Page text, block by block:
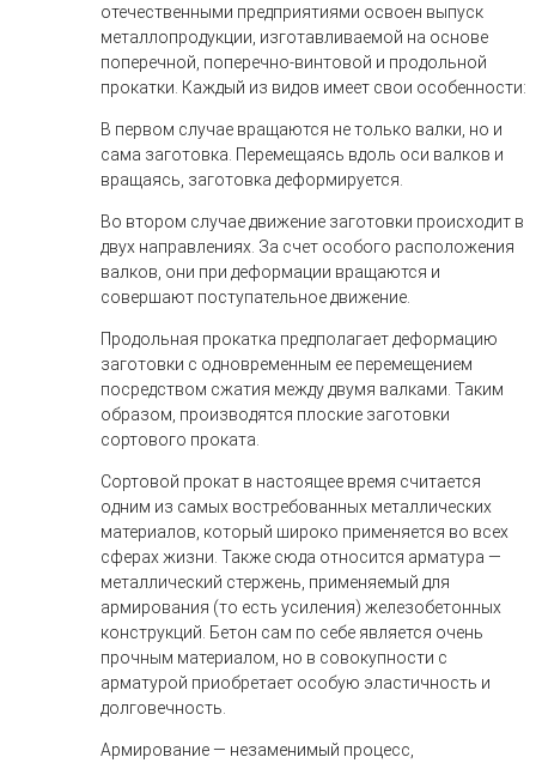
отечественными предприятиями освоен выпуск
металлопродукции, изготавливаемой на основе
поперечной, поперечно-винтовой и продольной
прокатки. Каждый из видов имеет свои особенности:
В первом случае вращаются не только валки, но и
сама заготовка. Перемещаясь вдоль оси валков и
вращаясь, заготовка деформируется.
Во втором случае движение заготовки происходит в
двух направлениях. За счет особого расположения
валков, они при деформации вращаются и
совершают поступательное движение.
Продольная прокатка предполагает деформацию
заготовки с одновременным ее перемещением
посредством сжатия между двумя валками. Таким
образом, производятся плоские заготовки
сортового проката.
Сортовой прокат в настоящее время считается
одним из самых востребованных металлических
материалов, который широко применяется во всех
сферах жизни. Также сюда относится арматура —
металлический стержень, применяемый для
армирования (то есть усиления) железобетонных
конструкций. Бетон сам по себе является очень
прочным материалом, но в совокупности с
арматурой приобретает особую эластичность и
долговечность.
Армирование — незаменимый процесс,